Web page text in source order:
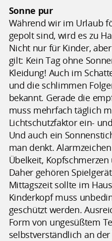
Sonne pur
Während wir im Urlaub
gepolt sind, wird es zu
Nicht nur für Kinder,
gilt: Kein Tag ohne
Kleidung! Auch im
und die schlimmen
bekannt. Gerade die
muss mehrfach täglich
Lichtschutzfaktor ein-
Und auch ein
man denkt.
Übelkeit,
Daher gehören
Mittagszeit sollte im
Kinderkopf muss
geschützt werden.
Form von ungesüßtem
selbstverständlich an